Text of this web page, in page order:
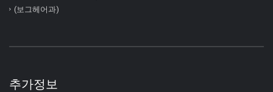
(보그헤어과)
추가정보